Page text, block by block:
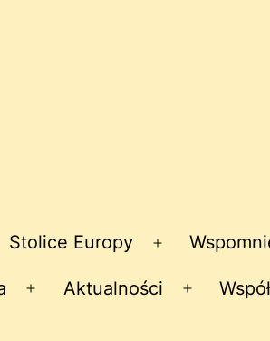
Stolice Europy
Rozwiń
menu
Rozwiń
Aktualności
Rozwiń